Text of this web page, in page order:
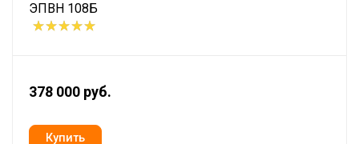
ЭПВН 108Б
378 000 руб.